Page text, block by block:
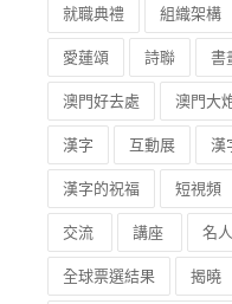
就職典禮 組織架構
愛蓮頌 詩聯 書
澳門好去處 澳門大
漢字 互動展 漢
漢字的祝福 短視頻
交流 講座 名人
全球票選結果 揭曉